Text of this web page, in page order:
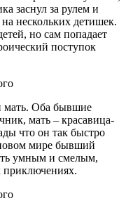
заснул за рулем и
нескольких детишек.
но сам попадает
поступок
мать. Оба бывшие
мать – красавица-
что он так быстро
мире бывший
умным и смелым,
приключениях.